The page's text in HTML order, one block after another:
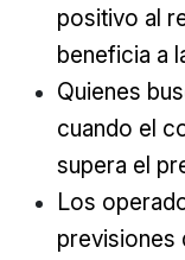
positivo al
beneficia a
Quienes
cuando el
supera el
Los
previsiones